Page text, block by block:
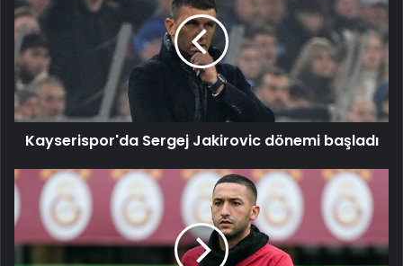
Jakirovic
dönemi
başladı
Kayserispor'da Sergej Jakirovic dönemi başladı
Hakim
Ziyech,
imzaya
gidiyor